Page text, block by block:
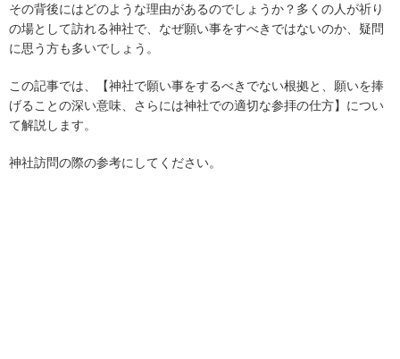
その背後にはどのような理由があるのでしょうか？多くの人が祈り
の場として訪れる神社で、なぜ願い事をすべきではないのか、疑問
に思う方も多いでしょう。
この記事では、【神社で願い事をするべきでない根拠と、願いを捧
げることの深い意味、さらには神社での適切な参拝の仕方】につい
て解説します。
神社訪問の際の参考にしてください。